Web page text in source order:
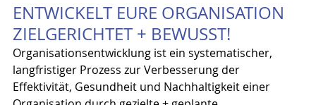
ENTWICKELT EURE ORGANISATION
ZIELGERICHTET + BEWUSST!
Organisationsentwicklung ist ein systematischer,
langfristiger Prozess zur Verbesserung der
Effektivität, Gesundheit und Nachhaltigkeit einer